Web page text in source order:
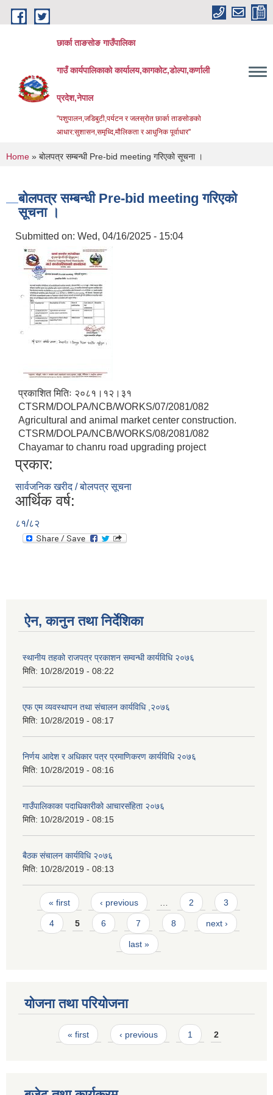
Skip to main content
छार्का ताङसोङ गाउँपालिका
गाउँ कार्यपालिकाको कार्यालय,कागकोट,डोल्पा,कर्णाली
प्रदेश,नेपाल
"पशुपालन,जडिबुटी,पर्यटन र जलस्रोत छार्का ताङसोङको
आधार:सुशासन,समृध्दि,मौलिकता र आधुनिक पूर्वाधार''
You are here
Home » बोलपत्र सम्बन्धी Pre-bid meeting गरिएको सूचना ।
बोलपत्र सम्बन्धी Pre-bid meeting गरिएको
सूचना ।
Submitted on: Wed, 04/16/2025 - 15:04
प्रकाशित मितिः २०८१।१२।३१
CTSRM/DOLPA/NCB/WORKS/07/2081/082
Agricultural and animal market center construction.
CTSRM/DOLPA/NCB/WORKS/08/2081/082
Chayamar to chanru road upgrading project
प्रकार:
सार्वजनिक खरीद / बोलपत्र सूचना
आर्थिक वर्ष:
८१/८२
ऐन, कानुन तथा निर्देशिका
स्थानीय तहको राजपत्र प्रकाशन सम्वन्धी कार्यविधि २०७६
मिति: 10/28/2019 - 08:22
एफ एम व्यवस्थापन तथा संचालन कार्यविधि ,२०७६
मिति: 10/28/2019 - 08:17
निर्णय आदेश र अधिकार पत्र प्रमाणिकरण कार्यविधि २०७६
मिति: 10/28/2019 - 08:16
गाउँपालिकाका पदाधिकारीको आचारसंहि‌‌ता २०७६
मिति: 10/28/2019 - 08:15
बैठक संचालन कार्यविधि २०७६
मिति: 10/28/2019 - 08:13
Pages
« first ‹ previous 2 3
4 5 6 7 8 next ›
last »
योजना तथा परियोजना
Pages« first ‹ previous 1 2